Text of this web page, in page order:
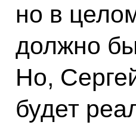
но в
должно
Но,
будет